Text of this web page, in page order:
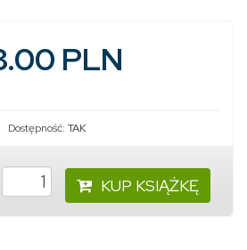
PLN
Dostępność: TAK
KUP KSIĄŻKĘ